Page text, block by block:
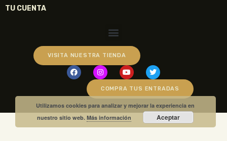
TU CUENTA
VISITA NUESTRA TIENDA
COMPRA TUS ENTRADAS
Utilizamos cookies para analizar y mejorar la experiencia en
nuestro sitio web.Más información Aceptar